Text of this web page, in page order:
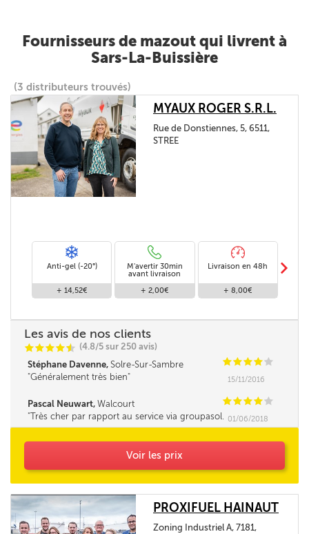
Fournisseurs de mazout qui livrent à
Sars-La-Buissière
(3 distributeurs trouvés)
MYAUX ROGER S.R.L.
Rue de Donstiennes, 5, 6511,
STREE
Anti-gel (-20°)
+ 14,52€
M'avertir 30min
avant livraison
+ 2,00€
Livraison en 48h
+ 8,00€
m
Les avis de nos clients
CCCCi
@ (4.8/5 sur 250 avis)
Stéphane Davenne, Solre-Sur-Sambre CCCC C
Généralement très bien
15/11/2016
Pascal Neuwart, Walcourt CCCC C
Très cher par rapport au service via groupasol.
Seul le délai m'a obligé à commander là. Je m'y
la qualité du service mais chacun agit de la
01/06/2018
Voir les prix
PROXIFUEL HAINAUT
Zoning Industriel A, 7181,